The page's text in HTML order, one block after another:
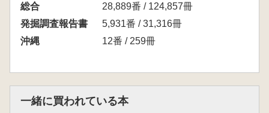
総合
28,889番 / 124,857冊
発掘調査報告書
5,931番 / 31,316冊
沖縄
12番 / 259冊
一緒に買われている本